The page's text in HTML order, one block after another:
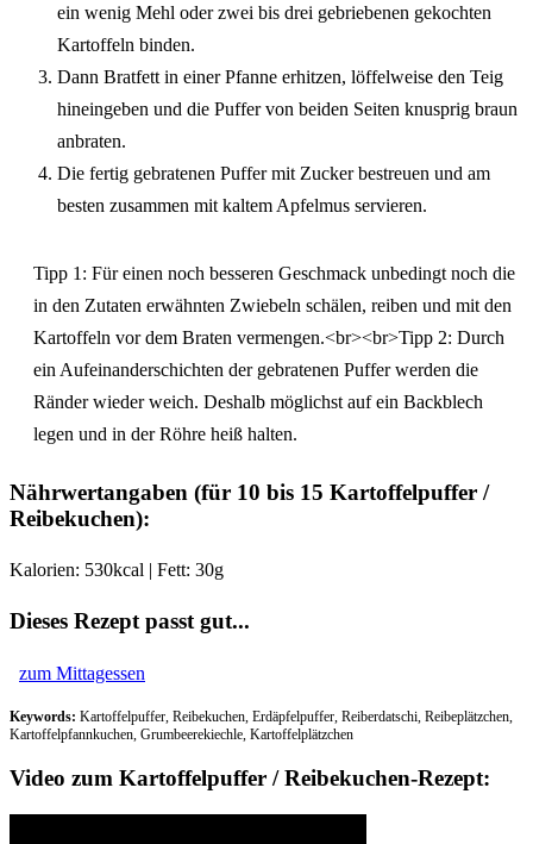
ein wenig Mehl oder zwei bis drei gebriebenen gekochten
Kartoffeln binden.
Dann Bratfett in einer Pfanne erhitzen, löffelweise den Teig
hineingeben und die Puffer von beiden Seiten knusprig braun
anbraten.
Die fertig gebratenen Puffer mit Zucker bestreuen und am
besten zusammen mit kaltem Apfelmus servieren.
Tipp 1: Für einen noch besseren Geschmack unbedingt noch die
in den Zutaten erwähnten Zwiebeln schälen, reiben und mit den
Kartoffeln vor dem Braten vermengen.<br><br>Tipp 2: Durch
ein Aufeinanderschichten der gebratenen Puffer werden die
Ränder wieder weich. Deshalb möglichst auf ein Backblech
legen und in der Röhre heiß halten.
Nährwertangaben (für 10 bis 15 Kartoffelpuffer /
Reibekuchen):
Kalorien: 530kcal | Fett: 30g
Dieses Rezept passt gut...
zum Mittagessen
Keywords: Kartoffelpuffer, Reibekuchen, Erdäpfelpuffer, Reiberdatschi, Reibeplätzchen,
Kartoffelpfannkuchen, Grumbeerekiechle, Kartoffelplätzchen
Video zum Kartoffelpuffer / Reibekuchen-Rezept: